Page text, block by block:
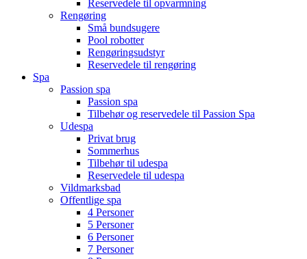
Reservedele til opvarmning
Rengøring
Små bundsugere
Pool robotter
Rengøringsudstyr
Reservedele til rengøring
Spa
Passion spa
Passion spa
Tilbehør og reservedele til Passion Spa
Udespa
Privat brug
Sommerhus
Tilbehør til udespa
Reservedele til udespa
Vildmarksbad
Offentlige spa
4 Personer
5 Personer
6 Personer
7 Personer